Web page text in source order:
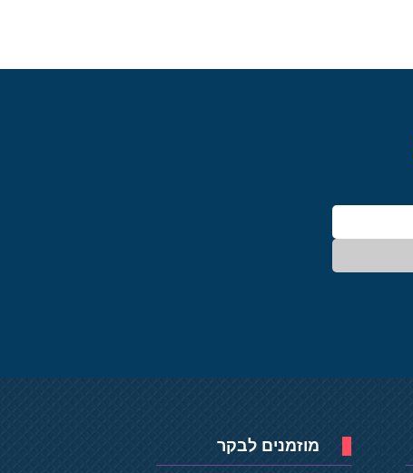
מוזמנים לבקר